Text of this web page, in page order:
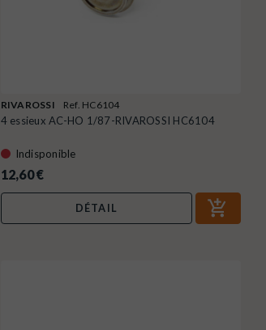
RIVAROSSI Ref. HC6104
4 essieux AC-HO 1/87-RIVAROSSI HC6104
Indisponible
12,60 €
DÉTAIL